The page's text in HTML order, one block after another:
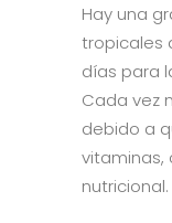
Hay una
tropicales
días para
Cada vez
debido a
vitaminas,
nutricional.